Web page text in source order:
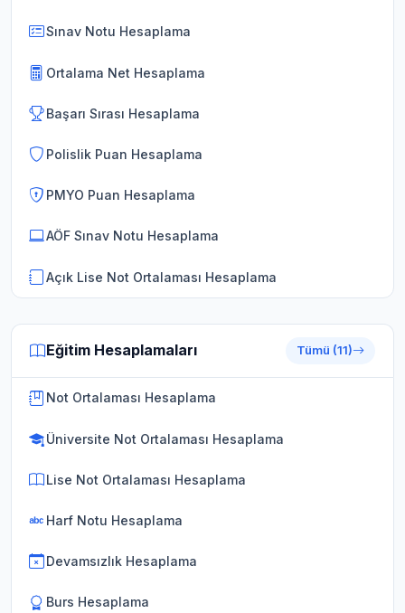
Sınav Notu Hesaplama
Ortalama Net Hesaplama
Başarı Sırası Hesaplama
Polislik Puan Hesaplama
PMYO Puan Hesaplama
AÖF Sınav Notu Hesaplama
Açık Lise Not Ortalaması Hesaplama
Eğitim Hesaplamaları Tümü (11)
Not Ortalaması Hesaplama
Üniversite Not Ortalaması Hesaplama
Lise Not Ortalaması Hesaplama
Harf Notu Hesaplama
Devamsızlık Hesaplama
Burs Hesaplama